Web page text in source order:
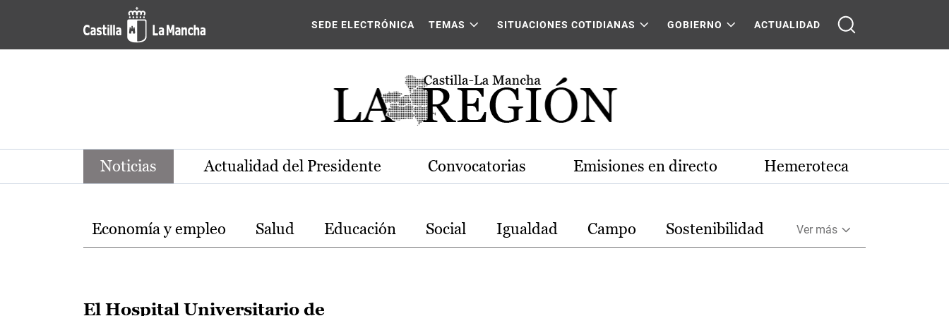
Pasar al contenido principal
Noticias de la región de Castilla-La Mancha
SEDE ELECTRÓNICA TEMAS SITUACIONES COTIDIANAS GOBIERNO ACTUALIDAD
Noticias Actualidad del Presidente Convocatorias Emisiones en directo Hemeroteca
Temas
Economía y empleo Salud Educación Social Igualdad Campo Sostenibilidad Ver más
El Hospital Universitario de